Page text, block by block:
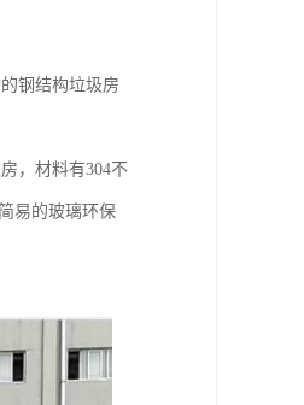
钢结构垃圾房
，材料有304不
易的玻璃环保